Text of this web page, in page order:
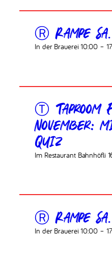
Ⓡ Rampe
In der Brauerei 10:00 –
Ⓣ Taproom
November:
Quiz
Im Restaurant Bahnhöfli
Ⓡ Rampe
In der Brauerei 10:00 –